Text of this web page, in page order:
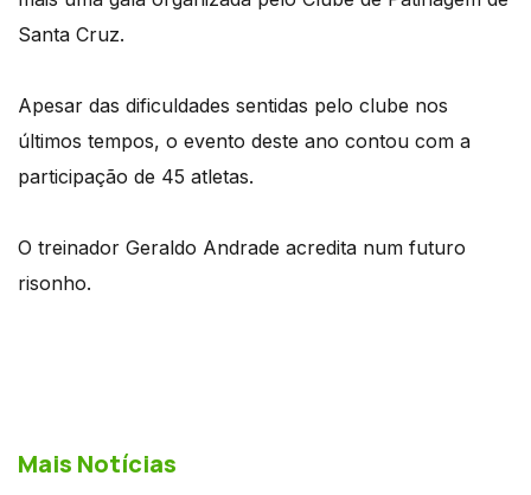
Santa Cruz.
Apesar das dificuldades sentidas pelo clube nos
últimos tempos, o evento deste ano contou com a
participação de 45 atletas.
O treinador Geraldo Andrade acredita num futuro
risonho.
Mais Notícias